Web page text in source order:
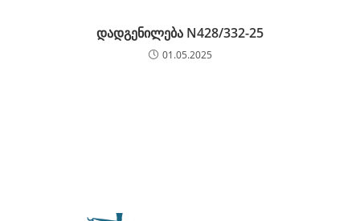
დადგენილება N428/332-25
01.05.2025